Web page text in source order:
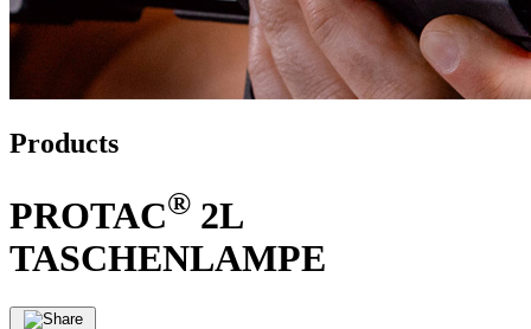
Products
PROTAC® 2L
TASCHENLAMPE